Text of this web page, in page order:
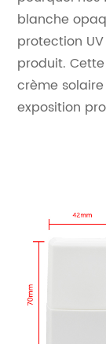
blanche
protection
produit.
crème
exposition